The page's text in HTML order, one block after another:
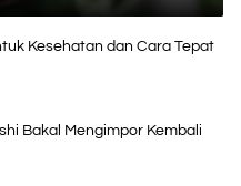
Kesehatan dan Cara Tepat
Bakal Mengimpor Kembali